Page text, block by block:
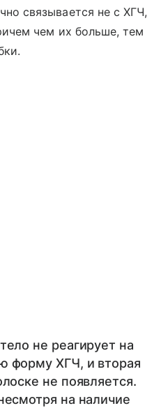
связывается не с ХГЧ,
чем их больше, тем
не реагирует на
форму ХГЧ, и вторая
не появляется.
на наличие